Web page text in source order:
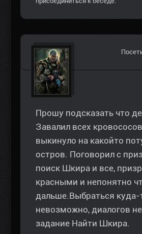
Прошу подсказать что
Завалил всех
выкинуло на какойто
остров. Поговорил с
поиск Шкира и все,
красными и непонятно
дальше.Выбраться куда-
невозможно, диалогов
задание Найти Шкира.